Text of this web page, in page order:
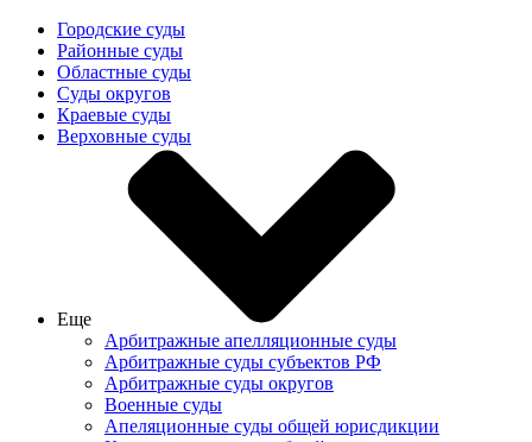
Городские суды
Районные суды
Областные суды
Суды округов
Краевые суды
Верховные суды
Еще
Арбитражные апелляционные суды
Арбитражные суды субъектов РФ
Арбитражные суды округов
Военные суды
Апеляционные суды общей юрисдикции